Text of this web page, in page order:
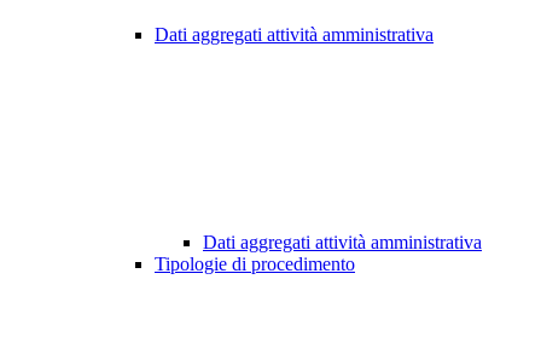
Dati aggregati attività amministrativa
Dati aggregati attività amministrativa
Tipologie di procedimento